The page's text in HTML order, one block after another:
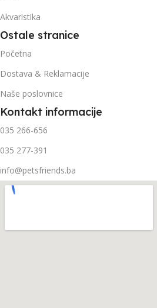
Akvaristika
Ostale stranice
Početna
Dostava & Reklamacije
Naše poslovnice
Kontakt informacije
035 266-656
035 277-391
info@petsfriends.ba